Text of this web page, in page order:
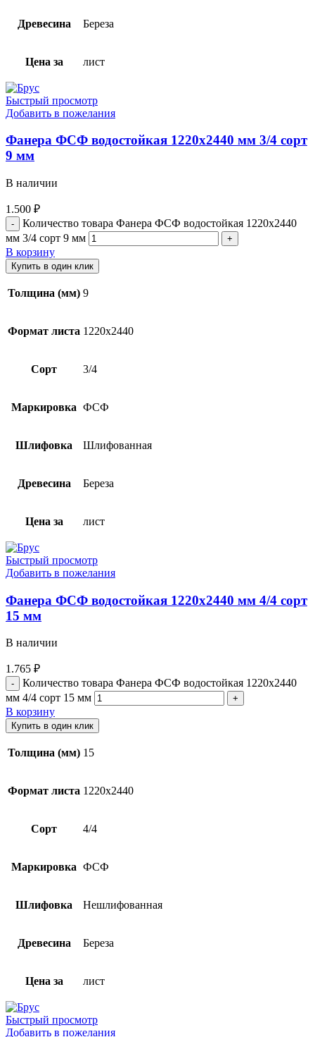
Древесина Береза
Цена за лист
Быстрый просмотр
Добавить в пожелания
Фанера ФСФ водостойкая 1220х2440 мм 3/4 сорт
9 мм
В наличии
1.500 ₽
Количество товара Фанера ФСФ водостойкая 1220х2440
мм 3/4 сорт 9 мм
В корзину
Купить в один клик
Толщина (мм) 9
Формат листа 1220х2440
Сорт 3/4
Маркировка ФСФ
Шлифовка Шлифованная
Древесина Береза
Цена за лист
Быстрый просмотр
Добавить в пожелания
Фанера ФСФ водостойкая 1220х2440 мм 4/4 сорт
15 мм
В наличии
1.765 ₽
Количество товара Фанера ФСФ водостойкая 1220х2440
мм 4/4 сорт 15 мм
В корзину
Купить в один клик
Толщина (мм) 15
Формат листа 1220х2440
Сорт 4/4
Маркировка ФСФ
Шлифовка Нешлифованная
Древесина Береза
Цена за лист
Быстрый просмотр
Добавить в пожелания